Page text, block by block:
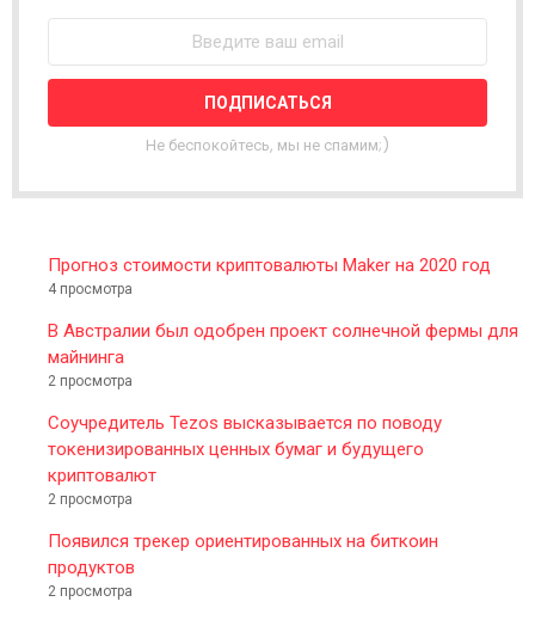
W
L
T
R
Не беспокойтесь, мы не спамим;)
Прогноз стоимости криптовалюты Maker на 2020 год
4 просмотра
В Австралии был одобрен проект солнечной фермы для
майнинга
2 просмотра
Соучредитель Tezos высказывается по поводу
токенизированных ценных бумаг и будущего
криптовалют
2 просмотра
Появился трекер ориентированных на биткоин
продуктов
2 просмотра